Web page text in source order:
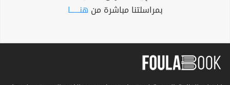
بمراسلتنا مباشرة من هنــــــا